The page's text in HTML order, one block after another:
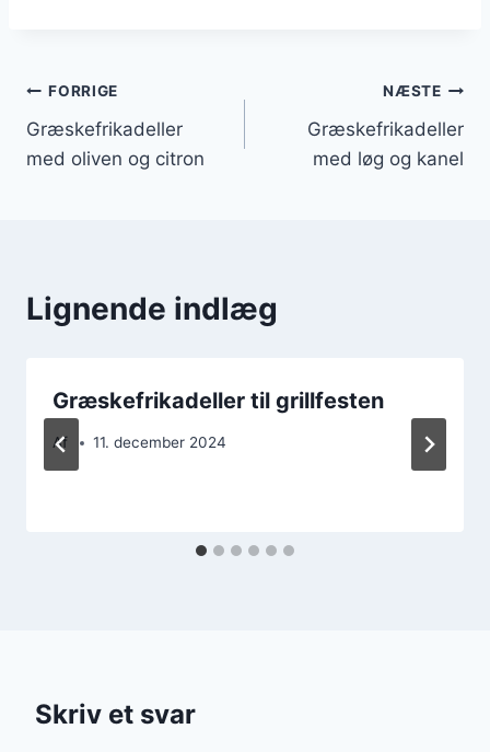
Indlægsnavigation
FORRIGE
Græskefrikadeller
med oliven og citron
NÆSTE
Græskefrikadeller
med løg og kanel
Lignende indlæg
Græskefrikadeller til grillfesten
Af 11. december 2024
Skriv et svar